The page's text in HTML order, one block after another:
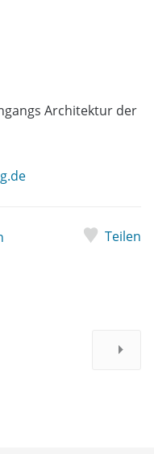
Architektur der
Teilen